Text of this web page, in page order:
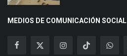
MEDIOS DE COMUNICACIÓN SOCIAL